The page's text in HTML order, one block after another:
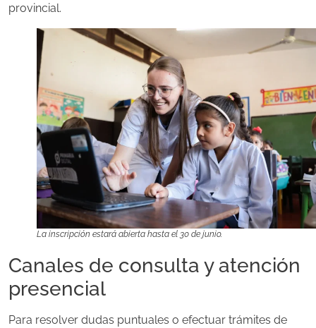
provincial.
La inscripción estará abierta hasta el 30 de junio.
Canales de consulta y atención
presencial
Para resolver dudas puntuales o efectuar trámites de